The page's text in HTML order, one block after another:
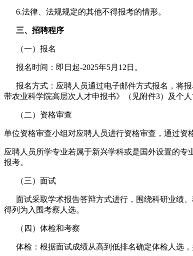
6.法律、法规规定的其他不得报考的情形。
三、招聘程序
（一）报名
报名时间：即日起-2025年5月12日。
报名方式：应聘人员通过电子邮件方式报名，将
带农业科学院高层次人才申报书》（见附件3）及个
（二）资格审查
单位资格审查小组对应聘人员进行资格审查，通过资
应聘人员所学专业若属于新兴学科或是国外设置的
报考。
（三）面试
面试采取学术报告答辩方式进行，围绕科研业绩
得列为入围考察人选。
（四）体检和考察
体检：根据面试成绩从高到低排名确定体检人选